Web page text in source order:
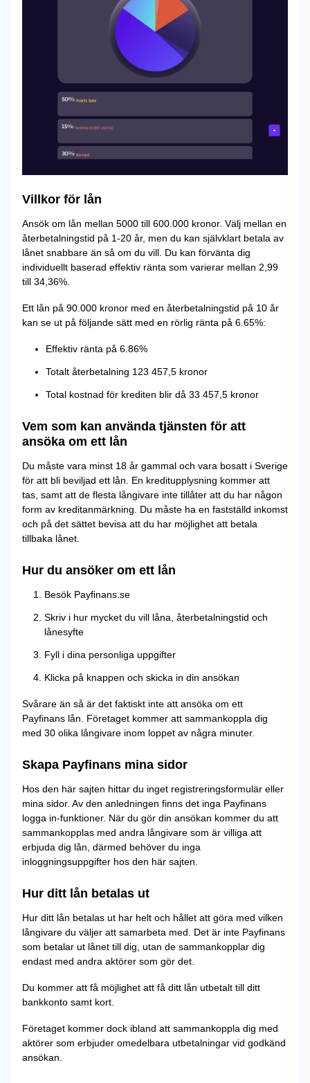
Villkor för lån
Ansök om lån mellan 5000 till 600.000 kronor. Välj mellan en
återbetalningstid på 1-20 år, men du kan självklart betala av
lånet snabbare än så om du vill. Du kan förvänta dig
individuellt baserad effektiv ränta som varierar mellan 2,99
till 34,36%.
Ett lån på 90.000 kronor med en återbetalningstid på 10 år
kan se ut på följande sätt med en rörlig ränta på 6.65%:
Effektiv ränta på 6.86%
Totalt återbetalning 123 457,5 kronor
Total kostnad för krediten blir då 33 457,5 kronor
Vem som kan använda tjänsten för att
ansöka om ett lån
Du måste vara minst 18 år gammal och vara bosatt i Sverige
för att bli beviljad ett lån. En kreditupplysning kommer att
tas, samt att de flesta långivare inte tillåter att du har någon
form av kreditanmärkning. Du måste ha en fastställd inkomst
och på det sättet bevisa att du har möjlighet att betala
tillbaka lånet.
Hur du ansöker om ett lån
Besök Payfinans.se
Skriv i hur mycket du vill låna, återbetalningstid och
lånesyfte
Fyll i dina personliga uppgifter
Klicka på knappen och skicka in din ansökan
Svårare än så är det faktiskt inte att ansöka om ett
Payfinans lån. Företaget kommer att sammankoppla dig
med 30 olika långivare inom loppet av några minuter.
Skapa Payfinans mina sidor
Hos den här sajten hittar du inget registreringsformulär eller
mina sidor. Av den anledningen finns det inga Payfinans
logga in-funktioner. När du gör din ansökan kommer du att
sammankopplas med andra långivare som är villiga att
erbjuda dig lån, därmed behöver du inga
inloggningsuppgifter hos den här sajten.
Hur ditt lån betalas ut
Hur ditt lån betalas ut har helt och hållet att göra med vilken
långivare du väljer att samarbeta med. Det är inte Payfinans
som betalar ut lånet till dig, utan de sammankopplar dig
endast med andra aktörer som gör det.
Du kommer att få möjlighet att få ditt lån utbetalt till ditt
bankkonto samt kort.
Företaget kommer dock ibland att sammankoppla dig med
aktörer som erbjuder omedelbara utbetalningar vid godkänd
ansökan.